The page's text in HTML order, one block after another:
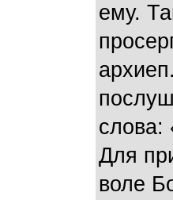
ему.
слова:
Для
воле